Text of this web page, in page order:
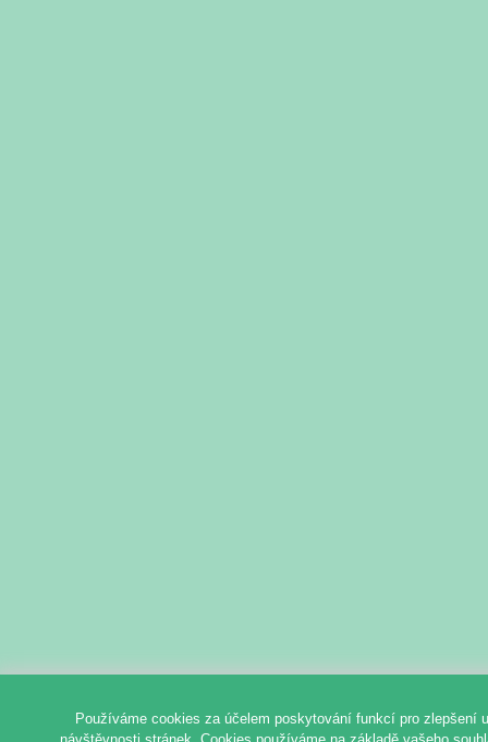
Používáme cookies za účelem poskytování funkcí pro zlepšení